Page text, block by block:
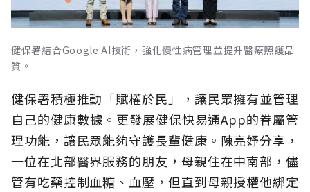
健保署結合Google AI技術，強化慢性病管理並提升醫療照護品
質。
健保署積極推動「賦權於民」，讓民眾擁有並管理
自己的健康數據。更發展健保快易通App的眷屬管
理功能，讓民眾能夠守護長輩健康。陳亮妤分享，
一位在北部醫界服務的朋友，母親住在中南部，儘
管有吃藥控制血糖、血壓，但直到母親授權他綁定